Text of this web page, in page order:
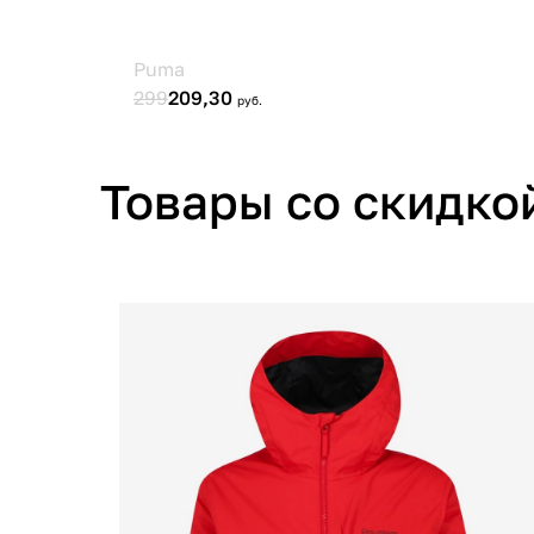
Товары со